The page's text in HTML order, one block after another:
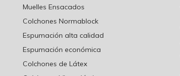
Muelles Ensacados
Colchones Normablock
Espumación alta calidad
Espumación económica
Colchones de Látex